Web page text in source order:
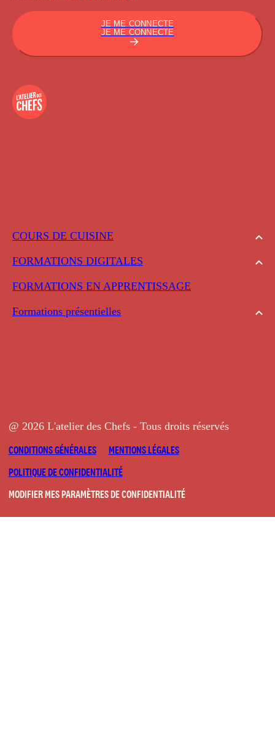
COURS DE CUISINE
FORMATIONS DIGITALES
FORMATIONS EN APPRENTISSAGE
Formations présentielles
JE ME CONNECTE
JE ME CONNECTE
@ 2026 L'atelier des Chefs - Tous droits réservés
CONDITIONS GÉNÉRALES
MENTIONS LÉGALES
POLITIQUE DE CONFIDENTIALITÉ
MODIFIER MES PARAMÈTRES DE CONFIDENTIALITÉ